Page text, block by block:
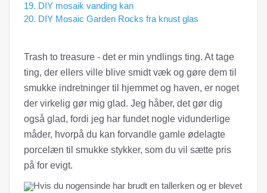
19. DIY mosaik vanding kan
20. DIY Mosaic Garden Rocks fra knust glas
Trash to treasure - det er min yndlings ting. At tage
ting, der ellers ville blive smidt væk og gøre dem til
smukke indretninger til hjemmet og haven, er noget
der virkelig gør mig glad. Jeg håber, det gør dig
også glad, fordi jeg har fundet nogle vidunderlige
måder, hvorpå du kan forvandle gamle ødelagte
porcelæn til smukke stykker, som du vil sætte pris
på for evigt.
Hvis du nogensinde har brudt en tallerken og er blevet